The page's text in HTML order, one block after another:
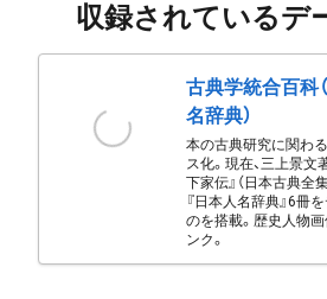
収録されているデ
古典学統合百科
名辞典）
本の古典研究に関わ
ス化。現在、三上景文
下家伝』（日本古典全
『日本人名辞典』6冊
のを搭載。歴史人物
ンク。